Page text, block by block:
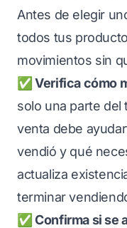
Antes de elegir
todos tus
movimientos sin
✅ Verifica cómo
solo una parte del
venta debe
vendió y qué
actualiza
terminar
✅ Confirma si se